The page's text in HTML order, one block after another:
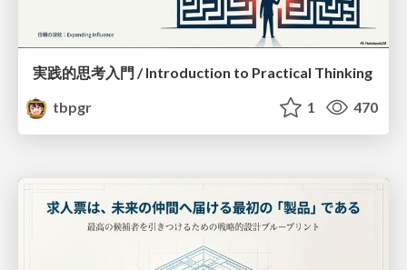
実践的思考入門 / Introduction to Practical Thinking
tbpgr
1 470